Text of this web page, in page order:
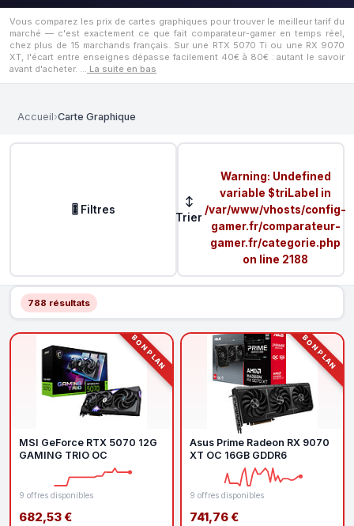
Vous comparez les prix de cartes graphiques pour trouver le meilleur tarif du
marché — c'est exactement ce que fait comparateur-gamer en temps réel,
chez plus de 15 marchands français. Sur une RTX 5070 Ti ou une RX 9070
XT, l'écart entre enseignes dépasse facilement 40€ à 80€ : autant le savoir
avant d'acheter. … La suite en bas
Accueil›Carte Graphique
🎚️ Filtres
↕
Trier
Warning: Undefined
variable $triLabel in
/var/www/vhosts/config-
gamer.fr/comparateur-
gamer.fr/categorie.php
on line 2188
788 résultats
BON PLAN
MSI GeForce RTX 5070 12G
GAMING TRIO OC
9 offres disponibles
682,53 €
BON PLAN
Asus Prime Radeon RX 9070
XT OC 16GB GDDR6
9 offres disponibles
741,76 €